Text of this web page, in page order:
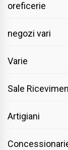
oreficerie
negozi vari
Varie
Sale
Artigiani